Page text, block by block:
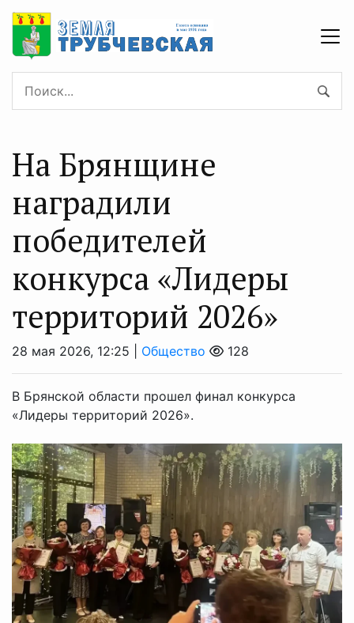
На Брянщине
наградили
победителей
конкурса «Лидеры
территорий 2026»
28 мая 2026, 12:25 | Общество 128
В Брянской области прошел финал конкурса
«Лидеры территорий 2026».